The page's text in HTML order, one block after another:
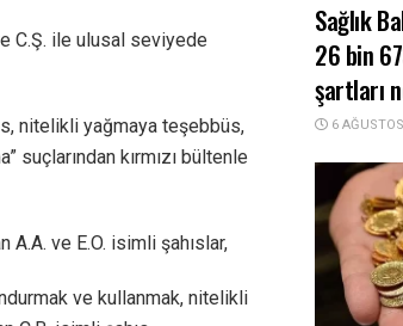
ve C.Ş. ile ulusal seviyede
nitelikli yağmaya teşebbüs,
suçlarından kırmızı bültenle
A.A. ve E.O. isimli şahıslar,
ve kullanmak, nitelikli
Sağlık
26 bin
şartları
6